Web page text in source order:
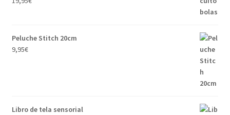
Peluche Stitch 20cm
9,95€
Libro de tela sensorial